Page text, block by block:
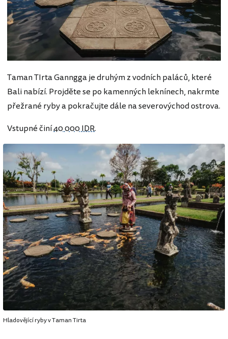
Taman TIrta Ganngga je druhým z vodních paláců, které
Bali nabízí. Projděte se po kamenných leknínech, nakrmte
přežrané ryby a pokračujte dále na severovýchod ostrova.
Vstupné činí40 000 IDR.
Hladovějící ryby v Taman Tirta